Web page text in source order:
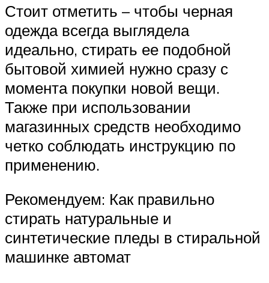
Стоит отметить – чтобы черная
одежда всегда выглядела
идеально, стирать ее подобной
бытовой химией нужно сразу с
момента покупки новой вещи.
Также при использовании
магазинных средств необходимо
четко соблюдать инструкцию по
применению.
Рекомендуем: Как правильно
стирать натуральные и
синтетические пледы в стиральной
машинке автомат